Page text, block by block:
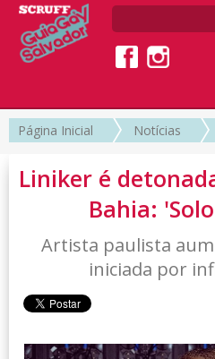
Página Inicial Notícias
Liniker é
Bahia:
Artista paulista
iniciada por